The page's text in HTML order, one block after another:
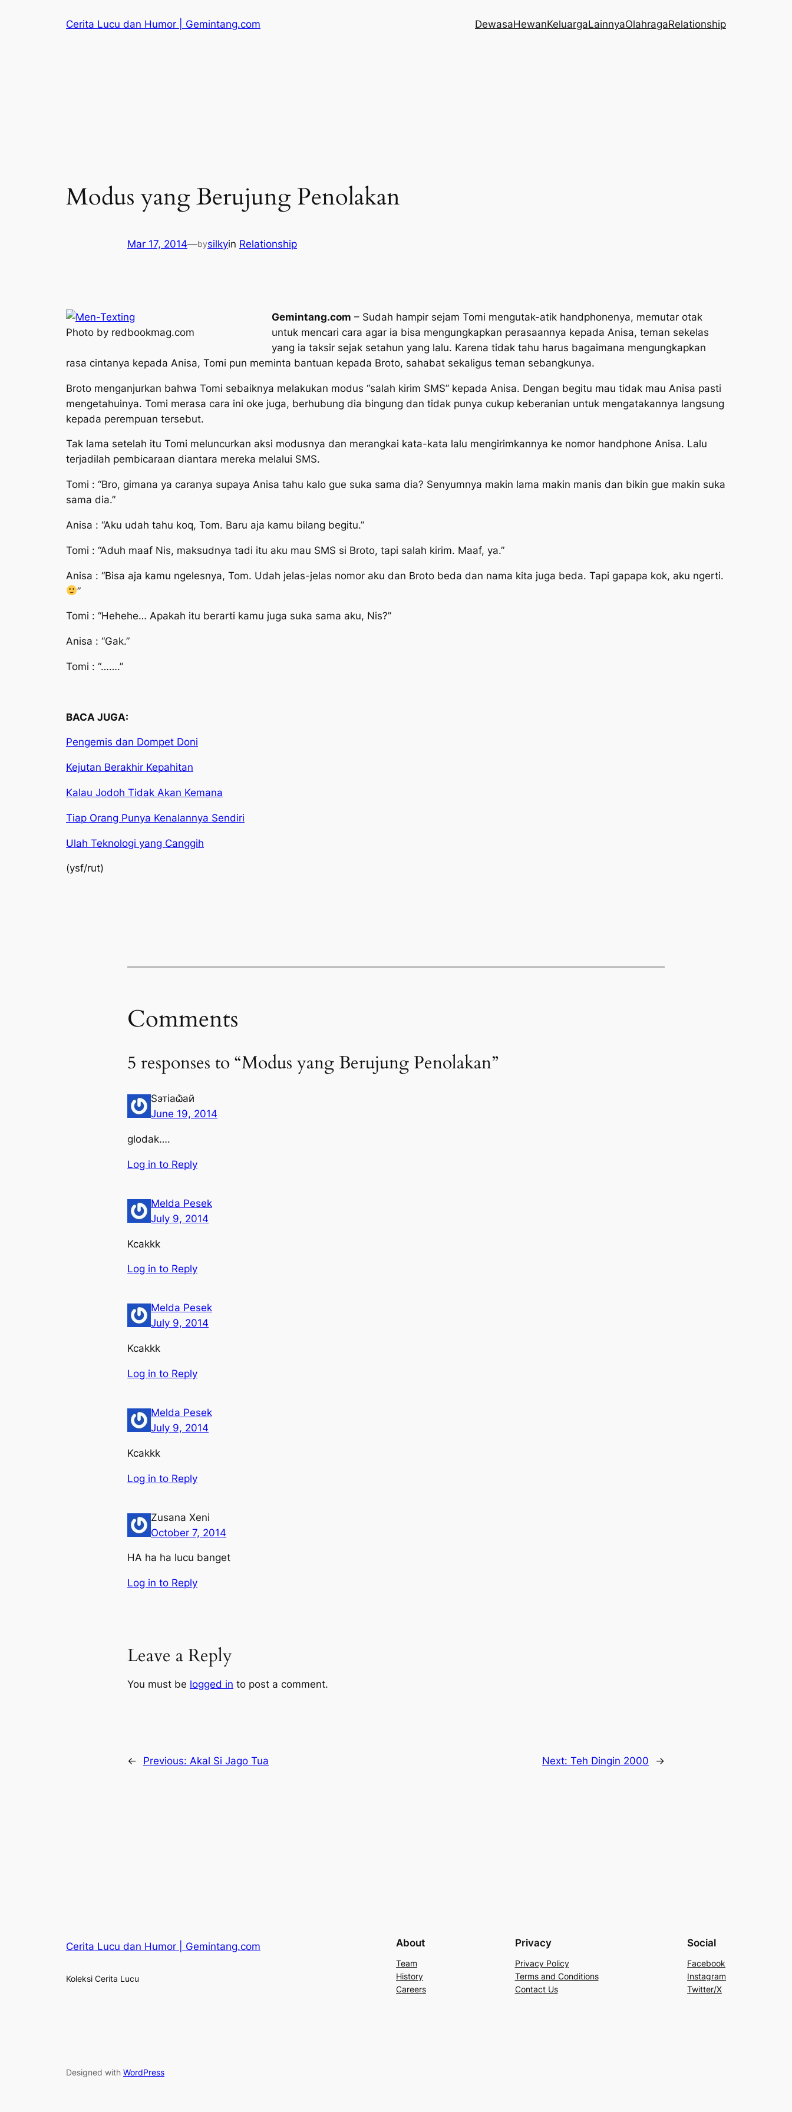
Cerita Lucu dan Humor | Gemintang.com DewasaHewanKeluargaLainnyaOlahragaRelationship
Modus yang Berujung Penolakan
Mar 17, 2014—bysilkyin Relationship
Photo by redbookmag.com
Gemintang.com – Sudah hampir sejam Tomi mengutak-atik handphonenya, memutar otak
untuk mencari cara agar ia bisa mengungkapkan perasaannya kepada Anisa, teman sekelas
yang ia taksir sejak setahun yang lalu. Karena tidak tahu harus bagaimana mengungkapkan
rasa cintanya kepada Anisa, Tomi pun meminta bantuan kepada Broto, sahabat sekaligus teman sebangkunya.
Broto menganjurkan bahwa Tomi sebaiknya melakukan modus “salah kirim SMS” kepada Anisa. Dengan begitu mau tidak mau Anisa pasti
mengetahuinya. Tomi merasa cara ini oke juga, berhubung dia bingung dan tidak punya cukup keberanian untuk mengatakannya langsung
kepada perempuan tersebut.
Tak lama setelah itu Tomi meluncurkan aksi modusnya dan merangkai kata-kata lalu mengirimkannya ke nomor handphone Anisa. Lalu
terjadilah pembicaraan diantara mereka melalui SMS.
Tomi : “Bro, gimana ya caranya supaya Anisa tahu kalo gue suka sama dia? Senyumnya makin lama makin manis dan bikin gue makin suka
sama dia.”
Anisa : “Aku udah tahu koq, Tom. Baru aja kamu bilang begitu.”
Tomi : “Aduh maaf Nis, maksudnya tadi itu aku mau SMS si Broto, tapi salah kirim. Maaf, ya.”
Anisa : “Bisa aja kamu ngelesnya, Tom. Udah jelas-jelas nomor aku dan Broto beda dan nama kita juga beda. Tapi gapapa kok, aku ngerti.
”
Tomi : “Hehehe… Apakah itu berarti kamu juga suka sama aku, Nis?”
Anisa : “Gak.”
Tomi : “…….”
BACA JUGA:
Pengemis dan Dompet Doni
Kejutan Berakhir Kepahitan
Kalau Jodoh Tidak Akan Kemana
Tiap Orang Punya Kenalannya Sendiri
Ulah Teknologi yang Canggih
(ysf/rut)
Comments
5 responses to “Modus yang Berujung Penolakan”
Ѕэтіаѽай
June 19, 2014
glodak….
Log in to Reply
Melda Pesek
July 9, 2014
Kcakkk
Log in to Reply
Melda Pesek
July 9, 2014
Kcakkk
Log in to Reply
Melda Pesek
July 9, 2014
Kcakkk
Log in to Reply
Zusana Xeni
October 7, 2014
HA ha ha lucu banget
Log in to Reply
Leave a Reply
You must be logged in to post a comment.
← Previous: Akal Si Jago Tua Next: Teh Dingin 2000 →
Cerita Lucu dan Humor | Gemintang.com
Koleksi Cerita Lucu
About
Team
History
Careers
Privacy
Privacy Policy
Terms and Conditions
Contact Us
Social
Facebook
Instagram
Twitter/X
Designed with WordPress